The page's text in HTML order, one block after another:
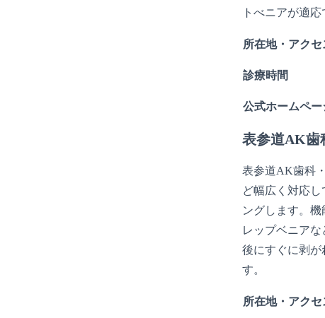
トべニアが適
所在地・アクセ
診療時間
公式ホームペー
表参道AK歯
表参道AK歯科
ど幅広く対応
ングします。
レップベニア
後にすぐに剥
す。
所在地・アクセ